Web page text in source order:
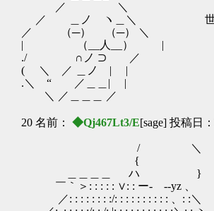
／ ＼
／ ＿ノ ヽ＿＼ 世間はそ
／ （─） （─） ＼
| （__人__） |
./ ∩ノ ⊃ ／
( ＼ ／ ＿ノ | |
.＼ “ ／＿＿| |
＼ ／＿＿＿ ／
20 名前： ◆Qj467Lt3/E[sage] 投稿日
/ ＼
{
＿＿＿＿ ハ }
￣｀＞: : : : : ∨: : ー‐ --yz 、
／: : : : : : : :/: : : : : : : : : : 、: :